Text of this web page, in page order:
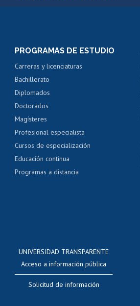
PROGRAMAS DE ESTUDIO
Carreras y licenciaturas
Bachillerato
Diplomados
Doctorados
Magísteres
Profesional especialista
Cursos de especialización
Educación continua
Programas a distancia
UNIVERSIDAD TRANSPARENTE
Acceso a información pública
Solicitud de información